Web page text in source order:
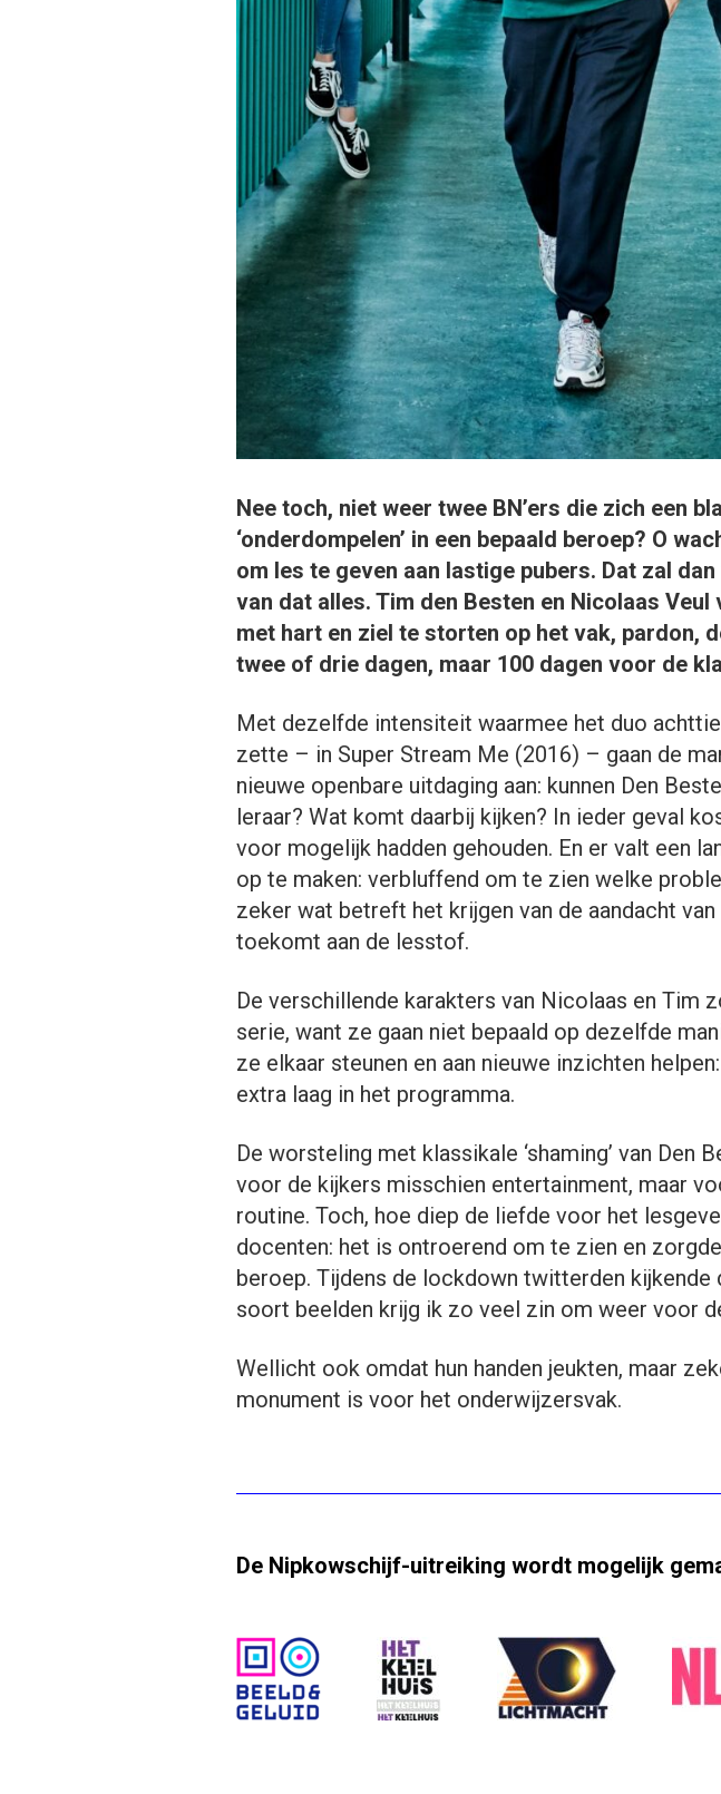
Nee toch, niet weer twee BN’ers die zich een
‘onderdompelen’ in een bepaald beroep? O
om les te geven aan lastige pubers. Dat zal
van dat alles. Tim den Besten en Nicolaas
met hart en ziel te storten op het vak, pardon,
twee of drie dagen, maar 100 dagen voor de
Met dezelfde intensiteit waarmee het duo
zette – in Super Stream Me (2016) – gaan de
nieuwe openbare uitdaging aan: kunnen Den
leraar? Wat komt daarbij kijken? In ieder geval
voor mogelijk hadden gehouden. En er valt een
op te maken: verbluffend om te zien welke
zeker wat betreft het krijgen van de aandacht
toekomt aan de lesstof.
De verschillende karakters van Nicolaas en Tim
serie, want ze gaan niet bepaald op dezelfde
ze elkaar steunen en aan nieuwe inzichten
extra laag in het programma.
De worsteling met klassikale ‘shaming’ van Den
voor de kijkers misschien entertainment, maar
routine. Toch, hoe diep de liefde voor het
docenten: het is ontroerend om te zien en
beroep. Tijdens de lockdown twitterden kijkende
soort beelden krijg ik zo veel zin om weer voor
Wellicht ook omdat hun handen jeukten, maar
monument is voor het onderwijzersvak.
De Nipkowschijf-uitreiking wordt mogelijk